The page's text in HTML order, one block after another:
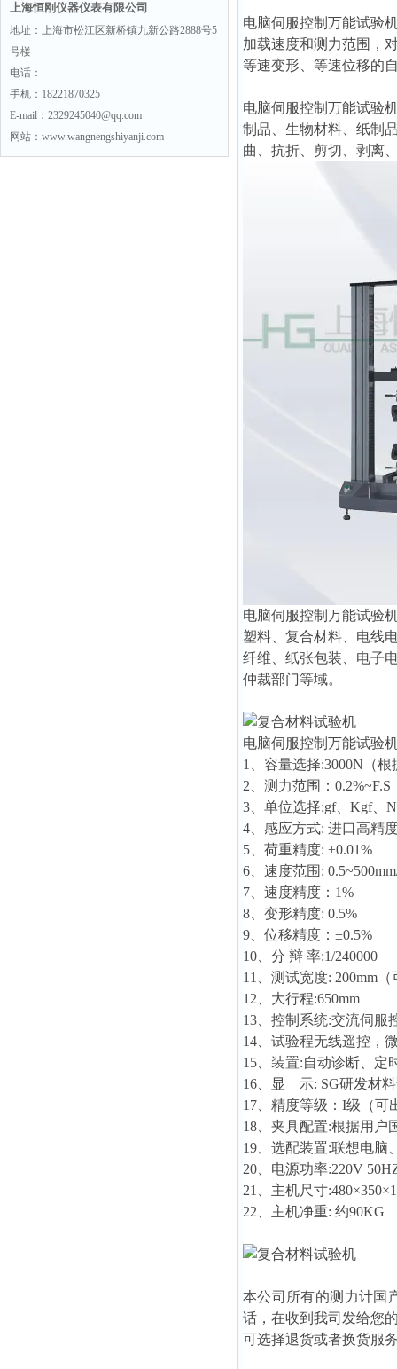
上海恒刚仪器仪表有限公司
地址：上海市松江区新桥镇九新公路2888号5
号楼
电话：
手机：18221870325
E-mail：2329245040@qq.com
网站：www.wangnengshiyanji.com
电脑伺服控制万能试验
加载速度和测力范围，
等速变形、等速位移的
电脑伺服控制万能试验
制品、生物材料、纸制
曲、抗折、剪切、剥离
电脑伺服控制万能试验
塑料、复合材料、电线
纤维、纸张包装、电子
仲裁部门等域。
电脑伺服控制万能试验
1、容量选择:3000N（
2、测力范围：0.2%~F.S
3、单位选择:gf、Kgf、
4、感应方式: 进口高精
5、荷重精度: ±0.01%
6、速度范围:
7、速度精度：1%
8、变形精度: 0.5%
9、位移精度：±0.5%
10、分 辩 率:1/240000
11、测试宽度: 200mm
12、大行程:650mm
13、控制系统:交流伺服
14、试验程无线遥控，
15、装置:自动诊断、定
16、显 示: SG研发材
17、精度等级：I级（可
18、夹具配置:根据用户
19、选配装置:联想电脑
20、电源功率:220V
21、主机尺寸
22、主机净重: 约90KG
本公司所有的测力计国
话，在收到我司发给您
可选择退货或者换货服